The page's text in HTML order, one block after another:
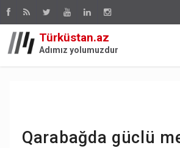
Türküstan.az
Adımız yolumuzdur
Qarabağda güclü